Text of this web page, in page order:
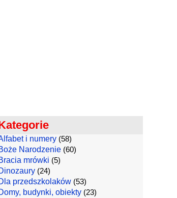
i numery(58)
Narodzenie(60)
mrówki (5)
(24)
przedszkolaków(53)
budynki, obiekty(23)